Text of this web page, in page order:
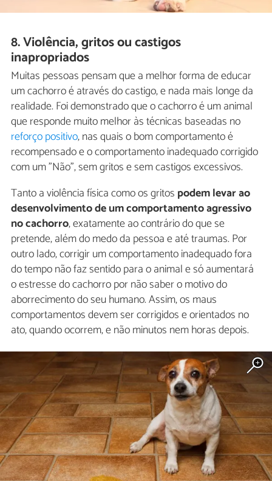
8. Violência, gritos ou castigos
inapropriados
Muitas pessoas pensam que a melhor forma de educar
um cachorro é através do castigo, e nada mais longe da
realidade. Foi demonstrado que o cachorro é um animal
que responde muito melhor às técnicas baseadas no
reforço positivo, nas quais o bom comportamento é
recompensado e o comportamento inadequado corrigido
com um "Não", sem gritos e sem castigos excessivos.
Tanto a violência física como os gritos podem levar ao
desenvolvimento de um comportamento agressivo
no cachorro, exatamente ao contrário do que se
pretende, além do medo da pessoa e até traumas. Por
outro lado, corrigir um comportamento inadequado fora
do tempo não faz sentido para o animal e só aumentará
o estresse do cachorro por não saber o motivo do
aborrecimento do seu humano. Assim, os maus
comportamentos devem ser corrigidos e orientados no
ato, quando ocorrem, e não minutos nem horas depois.